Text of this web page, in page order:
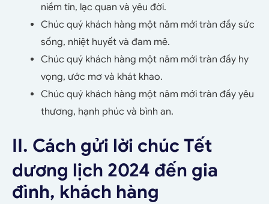
niềm tin, lạc quan và yêu đời.
Chúc quý khách hàng một năm mới tràn đầy sức
sống, nhiệt huyết và đam mê.
Chúc quý khách hàng một năm mới tràn đầy hy
vọng, ước mơ và khát khao.
Chúc quý khách hàng một năm mới tràn đầy yêu
thương, hạnh phúc và bình an.
II. Cách gửi lời chúc Tết
dương lịch 2024 đến gia
đình, khách hàng